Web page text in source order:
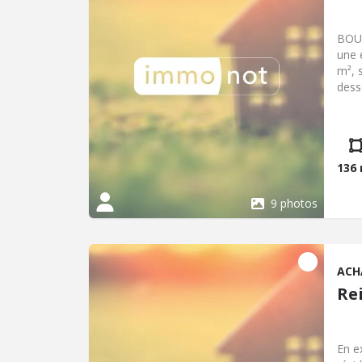
9 photos
une
m²,
136
En